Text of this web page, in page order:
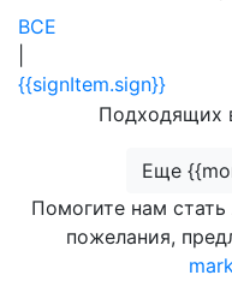
ВСЕ
{{signItem.sign}}
Подходящих
Еще
Помогите нам
пожелания,